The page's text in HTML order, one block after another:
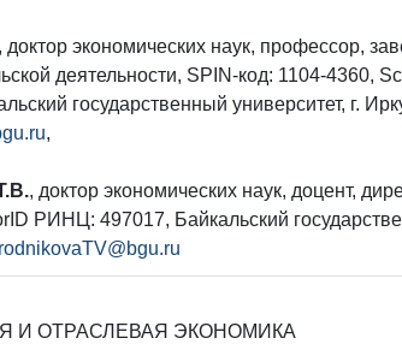
, доктор экономических наук, профессор,
деятельности, SPIN-код: 1104-4360,
государственный университет, г.
,
, доктор экономических наук, доцент,
РИНЦ: 497017, Байкальский
И ОТРАСЛЕВАЯ ЭКОНОМИКА